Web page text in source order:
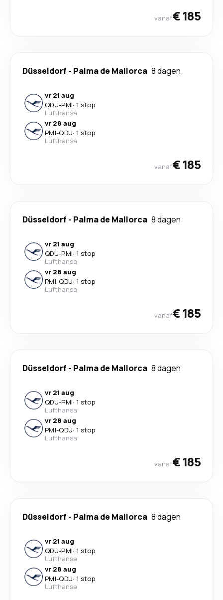
vanaf€ 185
Düsseldorf - Palma de Mallorca 8 dagen
vr 21 aug
QDU-PMI· 1 stop
Lufthansa
vr 28 aug
PMI-QDU· 1 stop
Lufthansa
vanaf€ 185
Düsseldorf - Palma de Mallorca 8 dagen
vr 21 aug
QDU-PMI· 1 stop
Lufthansa
vr 28 aug
PMI-QDU· 1 stop
Lufthansa
vanaf€ 185
Düsseldorf - Palma de Mallorca 8 dagen
vr 21 aug
QDU-PMI· 1 stop
Lufthansa
vr 28 aug
PMI-QDU· 1 stop
Lufthansa
vanaf€ 185
Düsseldorf - Palma de Mallorca 8 dagen
vr 21 aug
QDU-PMI· 1 stop
Lufthansa
vr 28 aug
PMI-QDU· 1 stop
Lufthansa